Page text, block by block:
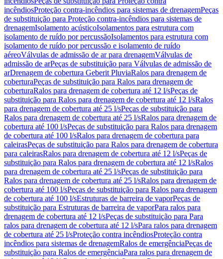
incêndiosProteção contra-incêndios para sistemas de drenagemPeças
de substituição para Proteção contra-incêndios para sistemas de
drenagemIsolamento acústicoIsolamentos para estrutura com
isolamento de ruído por percussãoIsolamentos para estrutura com
isolamento de ruído por percussão e isolamento de ruído
aéreoVálvulas de admissão de ar para drenagemVálvulas de
admissão de arPeças de substituição para Válvulas de admissão de
arDrenagem de cobertura Geberit PluviaRalos para drenagem de
coberturaPeças de substituição para Ralos para drenagem de
coberturaRalos para drenagem de cobertura até 12 l/sPeças de
substituição para Ralos para drenagem de cobertura até 12 l/sRalos
para drenagem de cobertura até 25 l/sPeças de substituição para
Ralos para drenagem de cobertura até 25 l/sRalos para drenagem de
cobertura até 100 l/sPeças de substituição para Ralos para drenagem
de cobertura até 100 l/sRalos para drenagem de cobertura para
caleirasPeças de substituição para Ralos para drenagem de cobertura
para caleirasRalos para drenagem de cobertura até 12 l/sPeças de
substituição para Ralos para drenagem de cobertura até 12 l/sRalos
para drenagem de cobertura até 25 l/sPeças de substituição para
Ralos para drenagem de cobertura até 25 l/sRalos para drenagem de
cobertura até 100 l/sPeças de substituição para Ralos para drenagem
de cobertura até 100 l/sEstruturas de barreira de vaporPeças de
substituição para Estruturas de barreira de vaporPara ralos para
drenagem de cobertura até 12 l/sPeças de substituição para Para
ralos para drenagem de cobertura até 12 l/sPara ralos para drenagem
de cobertura até 25 l/sProteção contra incêndiosProteção contra
incêndios para sistemas de drenagemRalos de emergênciaPeças de
substituição para Ralos de emergênciaPara ralos para drenagem de